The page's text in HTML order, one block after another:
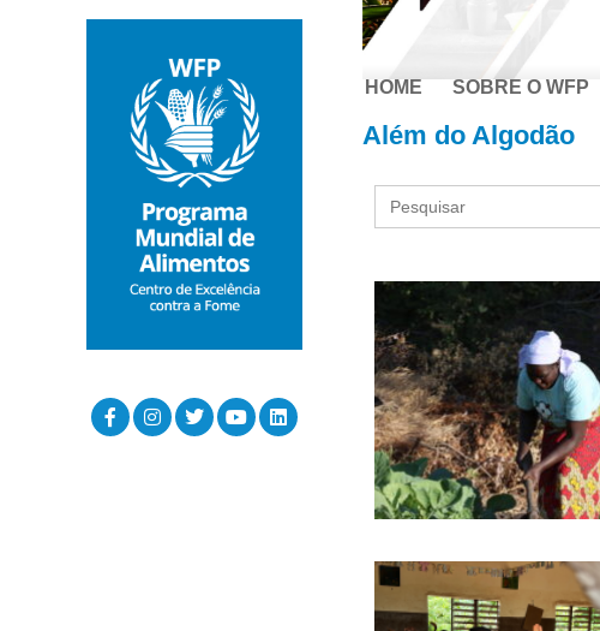
HOME SOBRE O WFP
Além do Algodão
Search
for: